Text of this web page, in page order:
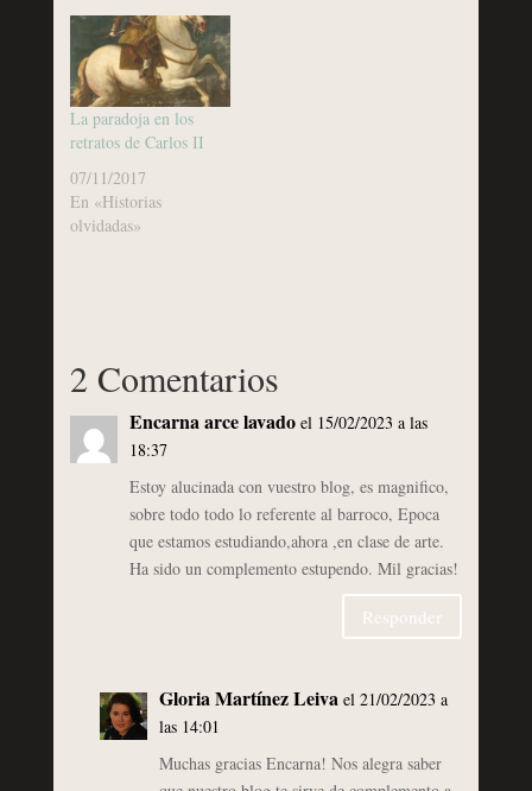
La paradoja en los
retratos de Carlos II
07/11/2017
En «Historias
olvidadas»
2 Comentarios
Encarna arce lavado el 15/02/2023 a las
18:37
Estoy alucinada con vuestro blog, es magnifico,
sobre todo todo lo referente al barroco, Epoca
que estamos estudiando,ahora ,en clase de arte.
Ha sido un complemento estupendo. Mil gracias!
Responder
Gloria Martínez Leiva el 21/02/2023 a
las 14:01
Muchas gracias Encarna! Nos alegra saber